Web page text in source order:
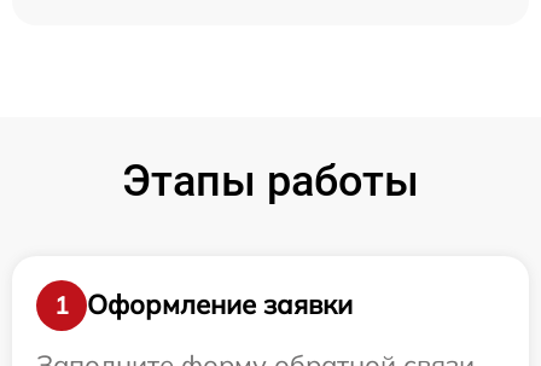
Этапы работы
1
Оформление заявки